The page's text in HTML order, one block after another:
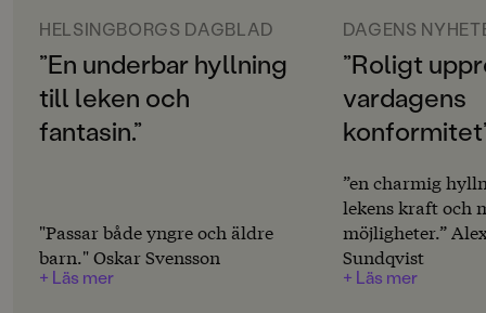
bara ta och förstå.
Per Nilsson och Lisen Adbåges böcker har på varsitt
håll prisats och hyllats genom åren. Nu samarbetar
betar de igen på hundtema. Bland Nilssons och
Jag hatar kaniner blommor och barn
(2018),
Svenska
SPRÅK
Svenska
PUBLICERINGSDATUM
Produktdetaljer
HELSINGBORGS DAGBLAD
”En underbar hyllning
till leken och
fantasin.”
"Passar både yngre och äldre
barn." Oskar Svensson
+ Läs mer
DAGENS
”Roligt
vardagens
”en charmig
lekens kraft och
möjligheter.”
Sundqvist
+ Läs mer